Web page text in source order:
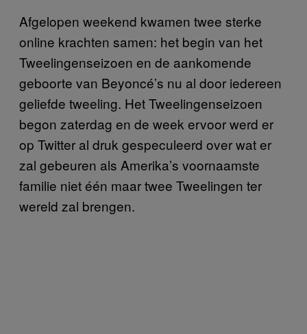
Afgelopen weekend kwamen twee sterke
online krachten samen: het begin van het
Tweelingenseizoen en de aankomende
geboorte van Beyoncé’s nu al door iedereen
geliefde tweeling. Het Tweelingenseizoen
begon zaterdag en de week ervoor werd er
op Twitter al druk gespeculeerd over wat er
zal gebeuren als Amerika’s voornaamste
familie niet één maar twee Tweelingen ter
wereld zal brengen.